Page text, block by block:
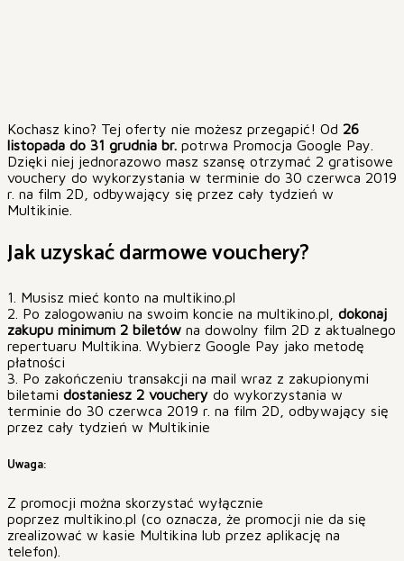
Kochasz kino? Tej oferty nie możesz przegapić! Od 26
listopada do 31 grudnia br. potrwa Promocja Google Pay.
Dzięki niej jednorazowo masz szansę otrzymać 2 gratisowe
vouchery do wykorzystania w terminie do 30 czerwca 2019
r. na film 2D, odbywający się przez cały tydzień w
Multikinie.
Jak uzyskać darmowe vouchery?
1. Musisz mieć konto na multikino.pl
2. Po zalogowaniu na swoim koncie na multikino.pl, dokonaj
zakupu minimum 2 biletów na dowolny film 2D z aktualnego
repertuaru Multikina. Wybierz Google Pay jako metodę
płatności
3. Po zakończeniu transakcji na mail wraz z zakupionymi
biletami dostaniesz 2 vouchery do wykorzystania w
terminie do 30 czerwca 2019 r. na film 2D, odbywający się
przez cały tydzień w Multikinie
Uwaga:
Z promocji można skorzystać wyłącznie
poprzez multikino.pl (co oznacza, że promocji nie da się
zrealizować w kasie Multikina lub przez aplikację na
telefon).